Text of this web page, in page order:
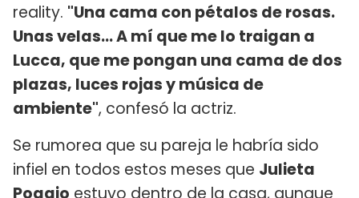
reality. "Una cama con pétalos de rosas.
Unas velas... A mí que me lo traigan a
Lucca, que me pongan una cama de dos
plazas, luces rojas y música de
ambiente", confesó la actriz.
Se rumorea que su pareja le habría sido
infiel en todos estos meses que Julieta
Poggio estuvo dentro de la casa, aunque